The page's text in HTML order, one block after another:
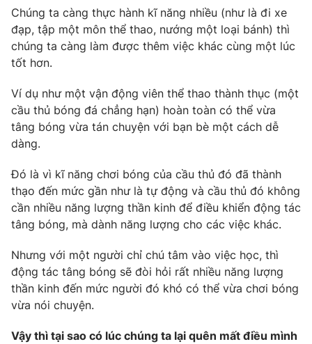
Tổng đài VTV:024.38 355 931 - 024.38 355 932
Ðiện thoại Thời báo VTV:
024.66 897 897
Email:toasoan@vtv.vn
® Cấm sao chép dưới mọi hình thức nếu không có sự chấp
thuận bằng văn bản. Ghi rõ nguồn VTV.vn khi phát hành lại
thông tin từ website này.
Chúng ta càng thực hành kĩ năng nhiều (như là đi xe
đạp, tập một môn thể thao, nướng một loại bánh) thì
chúng ta càng làm được thêm việc khác cùng một lúc
tốt hơn.
Ví dụ như một vận động viên thể thao thành thục (một
cầu thủ bóng đá chẳng hạn) hoàn toàn có thể vừa
tâng bóng vừa tán chuyện với bạn bè một cách dễ
dàng.
Đó là vì kĩ năng chơi bóng của cầu thủ đó đã thành
thạo đến mức gần như là tự động và cầu thủ đó không
cần nhiều năng lượng thần kinh để điều khiển động tác
tâng bóng, mà dành năng lượng cho các việc khác.
Nhưng với một người chỉ chú tâm vào việc học, thì
động tác tâng bóng sẽ đòi hỏi rất nhiều năng lượng
thần kinh đến mức người đó khó có thể vừa chơi bóng
vừa nói chuyện.
Vậy thì tại sao có lúc chúng ta lại quên mất điều mình